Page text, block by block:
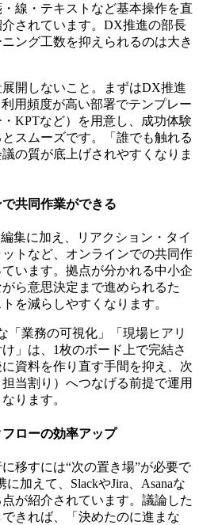
線・テキストなど基本操作を直
されています。DX推進の部長
ング工数を抑えられるのは大き
開しないこと。まずはDX推進
用頻度が高い部署でテンプレー
KPTなど）を用意し、成功体験
スムーズです。「誰でも触れる
の質が底上げされやすくなりま
共同作業ができる
集に加え、リアクション・タイ
トなど、オンラインでの共同作
います。拠点が分かれる中小企
ら意思決定まで進められるた
を減らしやすくなります。
「業務の可視化」「現場ヒアリ
」は、1枚のボード上で完結さ
資料を作り直す手間を抑え、次
当割り）へつなげる前提で運用
ります。
ローの効率アップ
移すには“次の置き場”が必要で
に加えて、SlackやJira、Asanaな
が紹介されています。議論した
きれば、「決めたのに進まな